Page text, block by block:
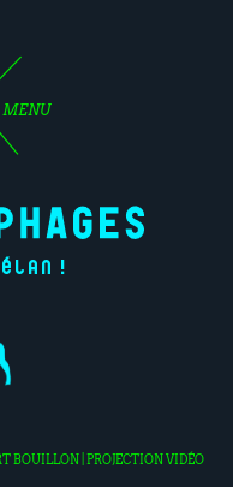
MENU
!
BOUILLON | PROJECTION VIDÉO